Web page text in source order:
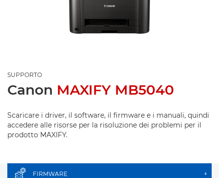
SUPPORTO
Canon MAXIFY MB5040
Scaricare i driver, il software, il firmware e i manuali, quindi
accedere alle risorse per la risoluzione dei problemi per il
prodotto MAXIFY.
FIRMWARE +